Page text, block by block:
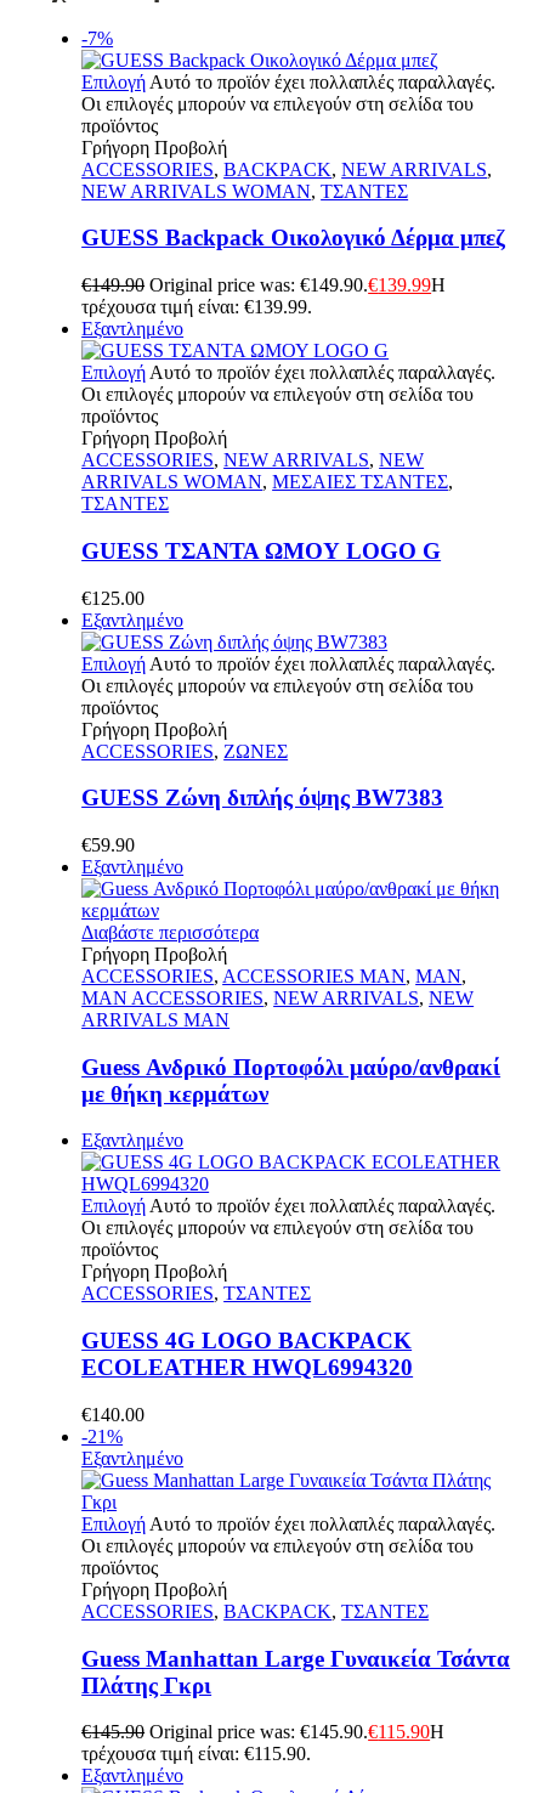
-7%
Επιλογή Αυτό το προϊόν έχει πολλαπλές παραλλαγές.
Οι επιλογές μπορούν να επιλεγούν στη σελίδα του
προϊόντος
Γρήγορη Προβολή
ACCESSORIES,BACKPACK,NEW ARRIVALS,
NEW ARRIVALS WOMAN,ΤΣΑΝΤΕΣ
GUESS Backpack Οικολογικό Δέρμα μπεζ
€149.90 Original price was: €149.90.€139.99Η
τρέχουσα τιμή είναι: €139.99.
Εξαντλημένο
Επιλογή Αυτό το προϊόν έχει πολλαπλές παραλλαγές.
Οι επιλογές μπορούν να επιλεγούν στη σελίδα του
προϊόντος
Γρήγορη Προβολή
ACCESSORIES,NEW ARRIVALS,NEW
ARRIVALS WOMAN,ΜΕΣΑΙΕΣ ΤΣΑΝΤΕΣ,
ΤΣΑΝΤΕΣ
GUESS ΤΣΑΝΤΑ ΩΜΟΥ LOGO G
€125.00
Εξαντλημένο
Επιλογή Αυτό το προϊόν έχει πολλαπλές παραλλαγές.
Οι επιλογές μπορούν να επιλεγούν στη σελίδα του
προϊόντος
Γρήγορη Προβολή
ACCESSORIES, ΖΩΝΕΣ
GUESS Ζώνη διπλής όψης BW7383
€59.90
Εξαντλημένο
Διαβάστε περισσότερα
Γρήγορη Προβολή
ACCESSORIES, ACCESSORIES MAN,MAN,
MAN ACCESSORIES,NEW ARRIVALS,NEW
ARRIVALS MAN
Guess Ανδρικό Πορτοφόλι μαύρο/ανθρακί
με θήκη κερμάτων
Εξαντλημένο
ΕπιλογήΑυτό το προϊόν έχει πολλαπλές παραλλαγές.
Οι επιλογές μπορούν να επιλεγούν στη σελίδα του
προϊόντος
Γρήγορη Προβολή
ACCESSORIES,ΤΣΑΝΤΕΣ
GUESS 4G LOGO BACKPACK
ECOLEATHER HWQL6994320
€140.00
-21%
Εξαντλημένο
Επιλογή Αυτό το προϊόν έχει πολλαπλές παραλλαγές.
Οι επιλογές μπορούν να επιλεγούν στη σελίδα του
προϊόντος
Γρήγορη Προβολή
ACCESSORIES,BACKPACK,ΤΣΑΝΤΕΣ
Guess Manhattan Large Γυναικεία Τσάντα
Πλάτης Γκρι
€145.90 Original price was: €145.90.€115.90Η
τρέχουσα τιμή είναι: €115.90.
Εξαντλημένο